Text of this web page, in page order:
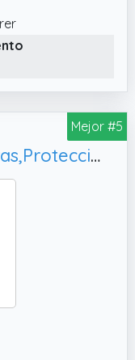
Mejor #5
EULANT Flexible Coderas,Protecciones Codo para Futbol Sala Portero Voleibol Balonmano Danza Boxeo mma MTB Patinaje Artistico Gimnasia